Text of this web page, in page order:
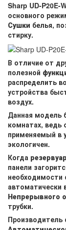
Sharp UD-
основного
Сушки белья,
стирку.
В отличие от
полезной
распределить
устройства
воздух.
Данная модель
комнатах, ведь
применяемый в
экологичен.
Когда
панели
необходимости
автоматически
Непрерывного
трубки.
Производитель